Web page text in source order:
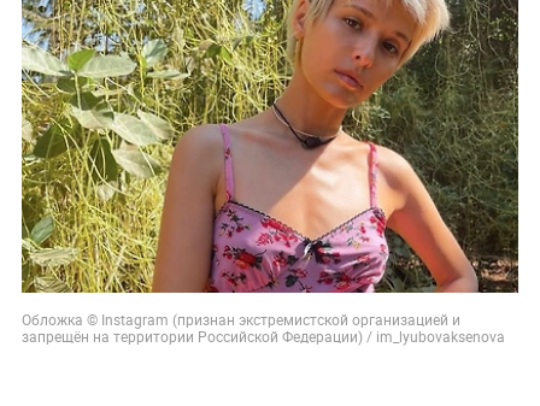
Обложка © Instagram (признан экстремистской организацией и
запрещён на территории Российской Федерации) / im_lyubovaksenova